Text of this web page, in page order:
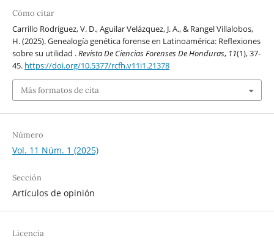
Cómo citar
Carrillo Rodríguez, V. D., Aguilar Velázquez, J. A., & Rangel Villalobos,
H. (2025). Genealogía genética forense en Latinoamérica: Reflexiones
sobre su utilidad .Revista De Ciencias Forenses De Honduras, 11(1), 37-
45. https://doi.org/10.5377/rcfh.v11i1.21378
Más formatos de cita
Número
Vol. 11 Núm. 1 (2025)
Sección
Artículos de opinión
Licencia